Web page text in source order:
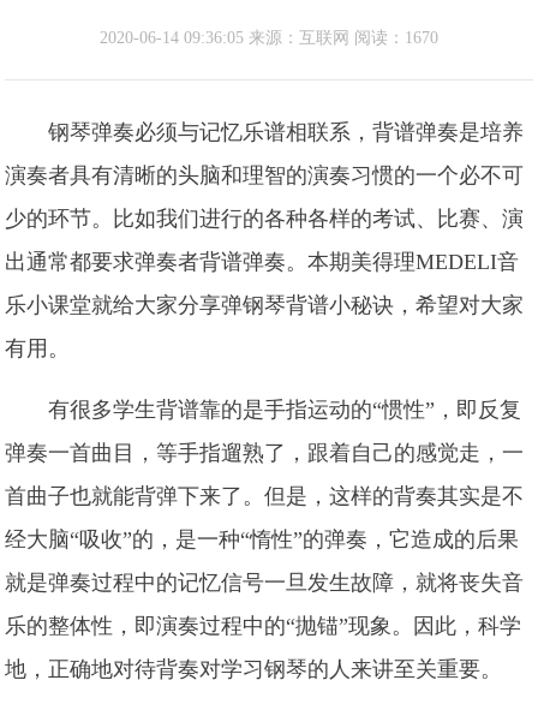
2020-06-14 09:36:05 来源：互联网 阅读：1670
钢琴弹奏必须与记忆乐谱相联系，背谱弹奏是培养
演奏者具有清晰的头脑和理智的演奏习惯的一个必不可
少的环节。比如我们进行的各种各样的考试、比赛、演
出通常都要求弹奏者背谱弹奏。本期美得理MEDELI音
乐小课堂就给大家分享弹钢琴背谱小秘诀，希望对大家
有用。
有很多学生背谱靠的是手指运动的“惯性”，即反复
弹奏一首曲目，等手指遛熟了，跟着自己的感觉走，一
首曲子也就能背弹下来了。但是，这样的背奏其实是不
经大脑“吸收”的，是一种“惰性”的弹奏，它造成的后果
就是弹奏过程中的记忆信号一旦发生故障，就将丧失音
乐的整体性，即演奏过程中的“抛锚”现象。因此，科学
地，正确地对待背奏对学习钢琴的人来讲至关重要。